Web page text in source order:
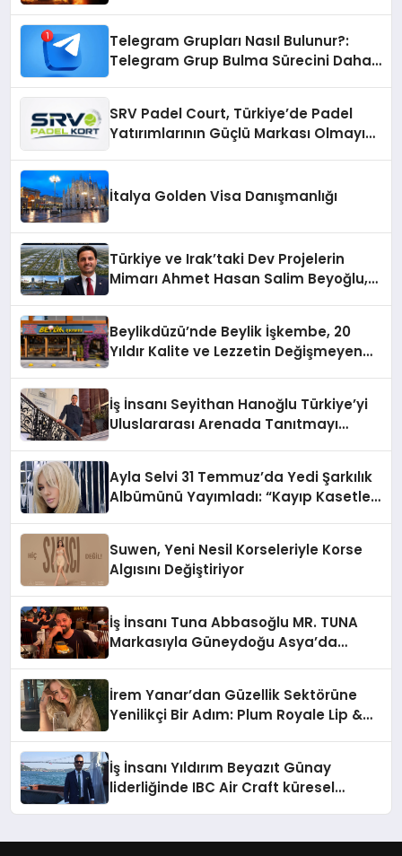
Telegram Grupları Nasıl Bulunur?:
Telegram Grup Bulma Sürecini Daha
SRV Padel Court, Türkiye’de Padel
Yatırımlarının Güçlü Markası Olmayı
İtalya Golden Visa Danışmanlığı
Türkiye ve Irak’taki Dev Projelerin
Mimarı Ahmet Hasan Salim Beyoğlu,
Hayata Geçirecek
Beylikdüzü’nde Beylik İşkembe, 20
Yıldır Kalite ve Lezzetin Değişmeyen
İş İnsanı Seyithan Hanoğlu Türkiye’yi
Uluslararası Arenada Tanıtmayı
Ayla Selvi 31 Temmuz’da Yedi Şarkılık
Albümünü Yayımladı: “Kayıp Kasetler
Suwen, Yeni Nesil Korseleriyle Korse
Algısını Değiştiriyor
İş İnsanı Tuna Abbasoğlu MR. TUNA
Markasıyla Güneydoğu Asya’da
İrem Yanar’dan Güzellik Sektörüne
Yenilikçi Bir Adım: Plum Royale Lip &
İş İnsanı Yıldırım Beyazıt Günay
liderliğinde IBC Air Craft küresel